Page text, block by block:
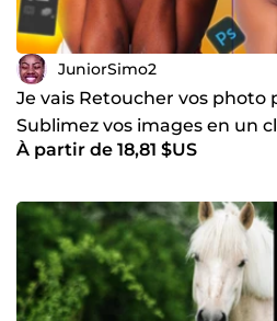
JuniorSimo2
Je vais Retoucher vos photo
Sublimez vos images en un
À partir de 18,81 $US